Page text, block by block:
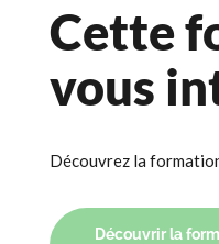
Cette
vous
Découvrez la
Découvrir la